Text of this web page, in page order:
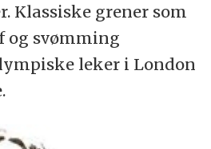
Klassiske grener som
og svømming
leker i London